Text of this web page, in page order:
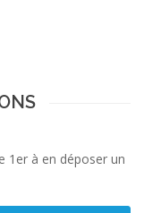
1er à en déposer un